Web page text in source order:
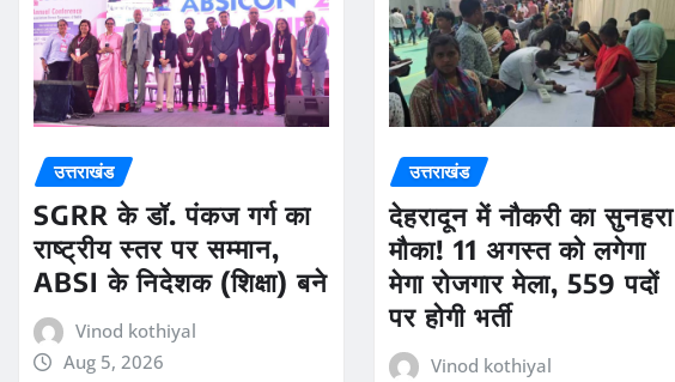
उत्तराखंड
SGRR के डॉ. पंकज गर्ग का
राष्ट्रीय स्तर पर सम्मान,
ABSI के निदेशक (शिक्षा) बने
Vinod kothiyal
Aug 5, 2026
उत्तराखंड
देहरादून में नौकरी का सुनहरा
मौका! 11 अगस्त को लगेगा
मेगा रोजगार मेला, 559 पदों
पर होगी भर्ती
Vinod kothiyal